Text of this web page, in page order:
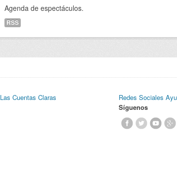
Agenda de espectáculos.
RSS
Las Cuentas Claras
Redes Sociales
Síguenos